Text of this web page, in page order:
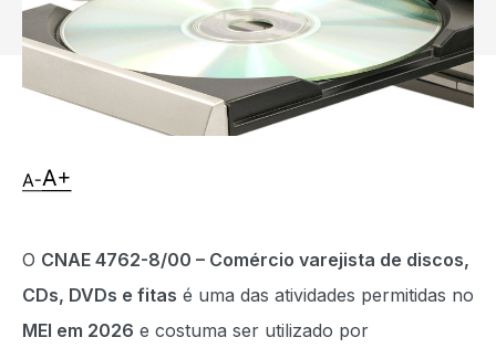
O CNAE 4762-8/00 – Comércio varejista de discos,
CDs, DVDs e fitas é uma das atividades permitidas no
MEI em 2026 e costuma ser utilizado por